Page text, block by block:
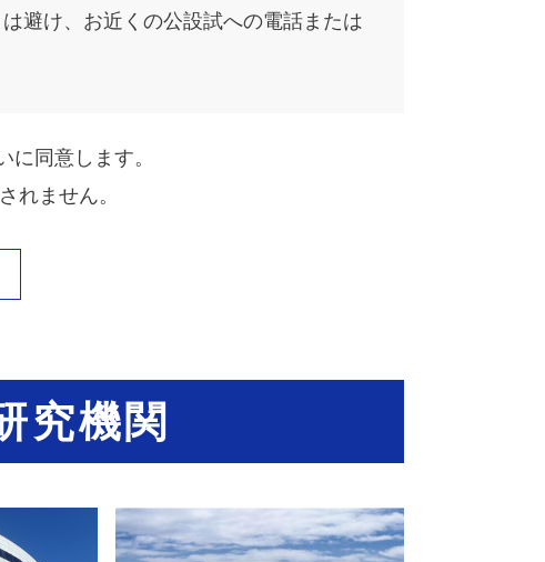
避け、お近くの公設試への電話または
同意します。
れません。
究機関